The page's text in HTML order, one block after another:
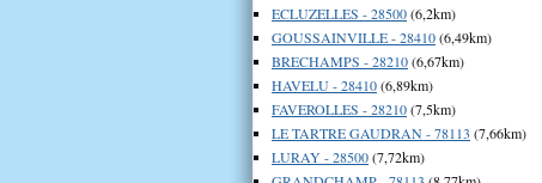
ECLUZELLES - 28500(6,2km)
GOUSSAINVILLE - 28410(6,49km)
BRECHAMPS - 28210(6,67km)
HAVELU - 28410(6,89km)
FAVEROLLES - 28210(7,5km)
LE TARTRE GAUDRAN - 78113 (7,66km)
LURAY - 28500(7,72km)